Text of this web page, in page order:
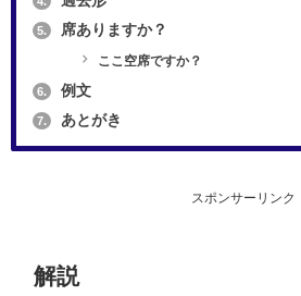
5. 席ありますか？
ここ空席ですか？
6. 例文
7. あとがき
スポンサーリンク
解説